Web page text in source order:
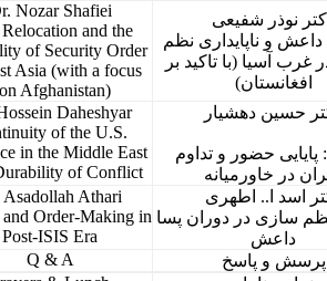
Dr. Nozar Shafiei
ISIS Relocation and the
Instability of Security Order
in West Asia (with a focus
on Afghanistan)
11:20-11:40
Dr. Hossein Daheshyar
Presence in the Middle East
and Durability of Conflict
11:40-12
Dr. Asadollah Athari
Turkey and Order-Making in
Post-ISIS Era
12-12:20
Q & A
12:20-12:30